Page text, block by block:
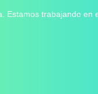
Estamos trabajando en